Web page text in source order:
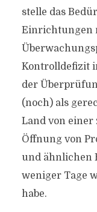
stelle das
Einrichtungen
Kontrolldefizit
der
(noch) als
Land von einer
Öffnung von
und ähnlichen
weniger Tage
habe.